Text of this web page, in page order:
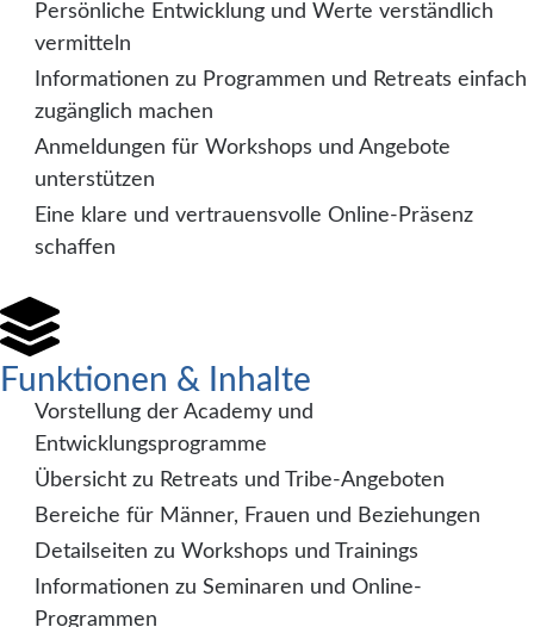
Persönliche Entwicklung und Werte verständlich
vermitteln
Informationen zu Programmen und Retreats einfach
zugänglich machen
Anmeldungen für Workshops und Angebote
unterstützen
Eine klare und vertrauensvolle Online-Präsenz
schaffen
Funktionen & Inhalte
Vorstellung der Academy und
Entwicklungsprogramme
Übersicht zu Retreats und Tribe-Angeboten
Bereiche für Männer, Frauen und Beziehungen
Detailseiten zu Workshops und Trainings
Informationen zu Seminaren und Online-
Programmen